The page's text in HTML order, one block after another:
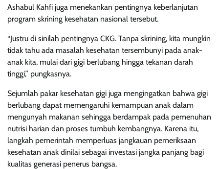
Ashabul Kahfi juga menekankan pentingnya keberlanjutan
program skrining kesehatan nasional tersebut.
“Justru di sinilah pentingnya CKG. Tanpa skrining, kita mungkin
tidak tahu ada masalah kesehatan tersembunyi pada anak-
anak kita, mulai dari gigi berlubang hingga tekanan darah
tinggi,” pungkasnya.
Sejumlah pakar kesehatan gigi juga mengingatkan bahwa gigi
berlubang dapat memengaruhi kemampuan anak dalam
mengunyah makanan sehingga berdampak pada pemenuhan
nutrisi harian dan proses tumbuh kembangnya. Karena itu,
langkah pemerintah memperluas jangkauan pemeriksaan
kesehatan anak dinilai sebagai investasi jangka panjang bagi
kualitas generasi penerus bangsa.